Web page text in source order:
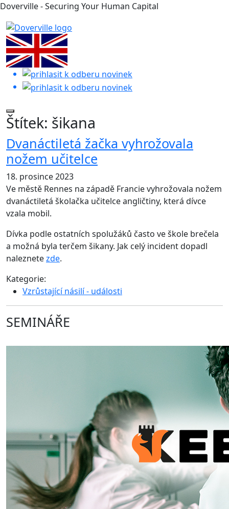
Doverville - Securing Your Human Capital
Štítek: šikana
Dvanáctiletá žačka vyhrožovala
nožem učitelce
18. prosince 2023
Ve městě Rennes na západě Francie vyhrožovala nožem
dvanáctiletá školačka učitelce angličtiny, která dívce
vzala mobil.
Dívka podle ostatních spolužáků často ve škole brečela
a možná byla terčem šikany. Jak celý incident dopadl
naleznetezde.
Kategorie:
Vzrůstající násilí - události
SEMINÁŘE